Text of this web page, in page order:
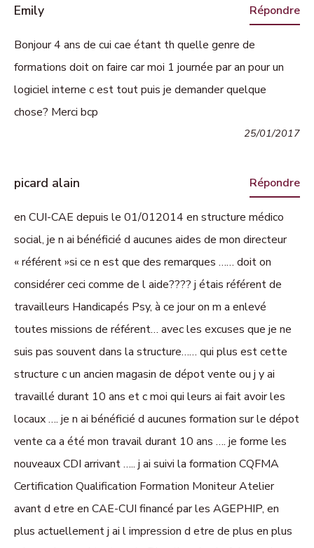
Emily Répondre
Bonjour 4 ans de cui cae étant th quelle genre de
formations doit on faire car moi 1 journée par an pour un
logiciel interne c est tout puis je demander quelque
chose? Merci bcp
25/01/2017
picard alain Répondre
en CUI-CAE depuis le 01/012014 en structure médico
social, je n ai bénéficié d aucunes aides de mon directeur
« référent »si ce n est que des remarques …… doit on
considérer ceci comme de l aide???? j étais référent de
travailleurs Handicapés Psy, à ce jour on m a enlevé
toutes missions de référent… avec les excuses que je ne
suis pas souvent dans la structure…… qui plus est cette
structure c un ancien magasin de dépot vente ou j y ai
travaillé durant 10 ans et c moi qui leurs ai fait avoir les
locaux …. je n ai bénéficié d aucunes formation sur le dépot
vente ca a été mon travail durant 10 ans …. je forme les
nouveaux CDI arrivant ….. j ai suivi la formation CQFMA
Certification Qualification Formation Moniteur Atelier
avant d etre en CAE-CUI financé par les AGEPHIP, en
plus actuellement j ai l impression d etre de plus en plus